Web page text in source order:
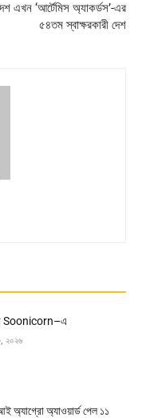
এখন ‘আর্টেমিস অ্যাকর্ডস’-এর
৫৪তম স্বাক্ষরকারী দেশ
Soonicorn–এ
২০২৬
আই অ্যাগ্রো অ্যাওয়ার্ড পেল ১১